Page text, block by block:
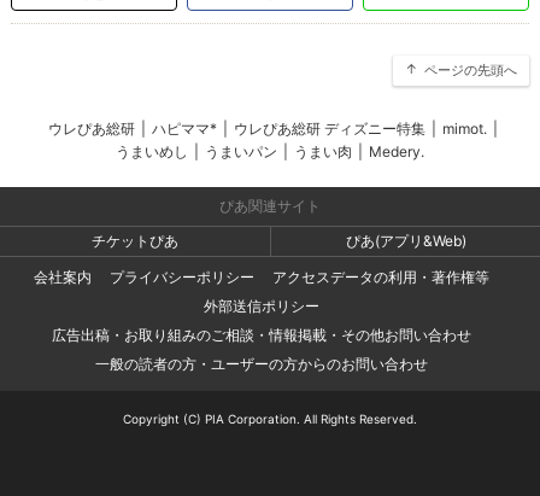
ページの先頭へ
ウレぴあ総研 ハピママ* ウレぴあ総研 ディズニー特集 mimot.
うまいめし
うまいパン うまい肉 Medery.
ぴあ関連サイト
チケットぴあ
ぴあ(アプリ&Web)
会社案内
プライバシーポリシー
アクセスデータの利用・著作権等
外部送信ポリシー
広告出稿・お取り組みのご相談・情報掲載・その他お問い合わせ
一般の読者の方・ユーザーの方からのお問い合わせ
Copyright (C) PIA Corporation. All Rights Reserved.